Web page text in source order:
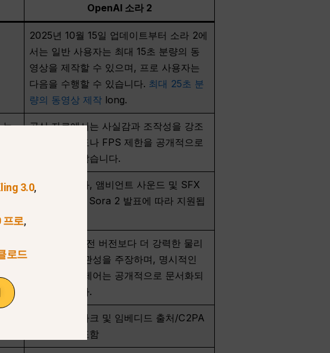
OpenAI 소라 2
2025년 10월 15일 업데이트부터 소라 2에
서는 일반 사용자는 최대 15초 분량의 동
영상을 제작할 수 있으며, 프로 사용자는
다음을 수행할 수 있습니다. 최대 25초 분
량의 동영상 제작 long.
는
공식 자료에서는 사실감과 조작성을 강조
하지만 해상도나 FPS 제한을 공개적으로
명시하지는 않습니다.
효
동기화된 대화, 앰비언트 사운드 및 SFX
는 OpenAI의 Sora 2 발표에 따라 지원됩
지
지
OpenAI는 이전 버전보다 더 강력한 물리
및 시간적 일관성을 주장하며, 명시적인
참조 이미지 제어는 공개적으로 문서화되
지 않았습니다.
보이는 워터마크 및 임베디드 출처/C2PA
메타데이터 포함
3.0,
프로,
로드